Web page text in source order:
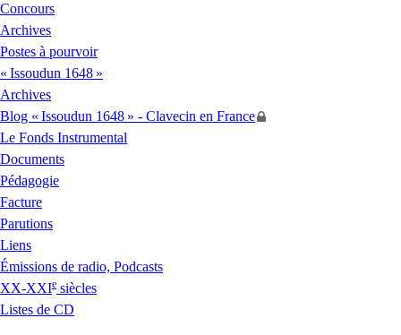
Concours
Archives
Postes à pourvoir
« Issoudun 1648 »
Archives
Blog « Issoudun 1648 » - Clavecin en France
Le Fonds Instrumental
Documents
Pédagogie
Facture
Parutions
Liens
Émissions de radio, Podcasts
XX-XXIe siècles
Listes de CD